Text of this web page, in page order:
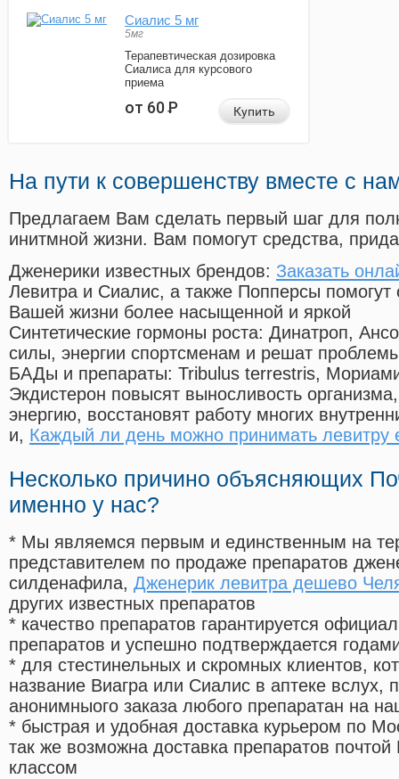
Сиалис 5 мг
5мг
Терапевтическая дозировка
Сиалиса для курсового
приема
от 60Р Купить
На пути к совершенству вместе с
Предлагаем Вам сделать первый шаг для
инитмной жизни. Вам помогут средства,
Дженерики известных брендов: Заказать
Левитра и Сиалис, а также Попперсы помогут
Вашей жизни более насыщенной и яркой
Синтетические гормоны роста: Динатроп,
силы, энергии спортсменам и решат
БАДы и препараты: Tribulus terrestris,
Экдистерон повысят выносливость
энергию, восстановят работу многих
и, Каждый ли день можно принимать левитру
Несколько причино объясняющих
именно у нас?
* Мы являемся первым и единственным на
представителем по продаже препаратов
силденафила, Дженерик левитра дешево
других известных препаратов
* качество препаратов гарантируется
препаратов и успешно подтверждается
* для стестинельных и скромных клиентов,
название Виагра или Сиалис в аптеке вслух,
анонимныого заказа любого препаратан на
* быстрая и удобная доставка курьером по
так же возможна доставка препаратов
классом